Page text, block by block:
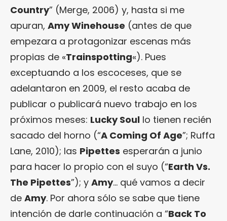
Country” (Merge, 2006) y, hasta si me
apuran, Amy Winehouse (antes de que
empezara a protagonizar escenas más
propias de «Trainspotting«). Pues
exceptuando a los escoceses, que se
adelantaron en 2009, el resto acaba de
publicar o publicará nuevo trabajo en los
próximos meses: Lucky Soul lo tienen recién
sacado del horno (“A Coming Of Age”; Ruffa
Lane, 2010); las Pipettes esperarán a junio
para hacer lo propio con el suyo (“Earth Vs.
The Pipettes”); y Amy… qué vamos a decir
de Amy. Por ahora sólo se sabe que tiene
intención de darle continuación a “Back To